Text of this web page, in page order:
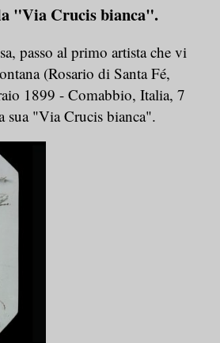
"Via Crucis bianca".
passo al primo artista che vi
(Rosario di Santa Fé,
1899 - Comabbio, Italia, 7
sua "Via Crucis bianca".